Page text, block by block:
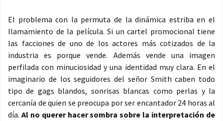
El problema con la permuta de la dinámica estriba en el
llamamiento de la película. Si un cartel promocional tiene
las facciones de uno de los actores más cotizados de la
industria es porque vende. Además vende una imagen
perfilada con minuciosidad y una identidad muy clara. En el
imaginario de los seguidores del señor Smith caben todo
tipo de gags blandos, sonrisas blancas como perlas y la
cercanía de quien se preocupa por ser encantador 24 horas al
día. Al no querer hacer sombra sobre la interpretación de